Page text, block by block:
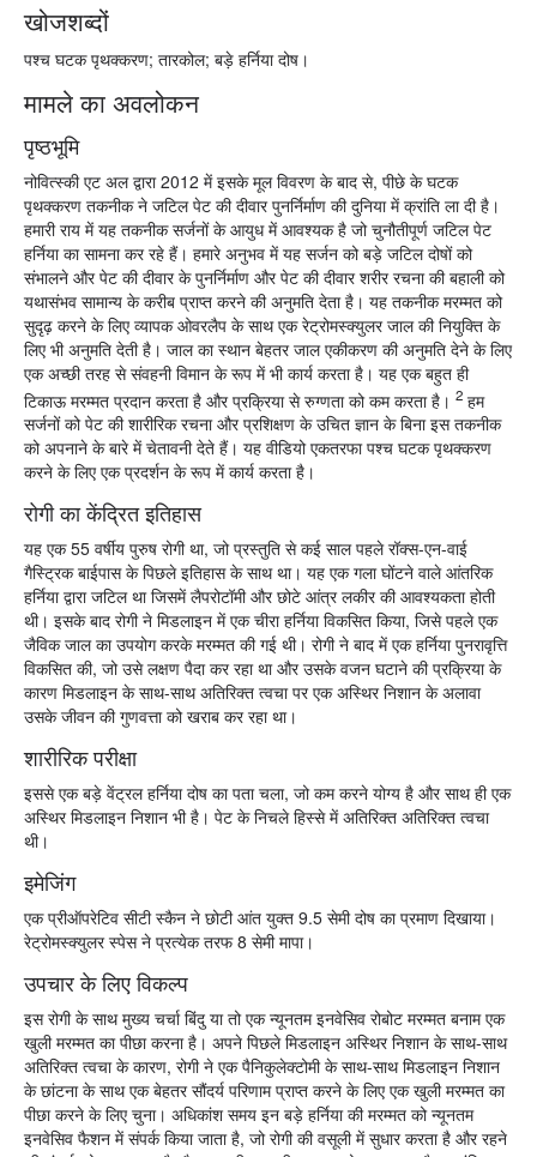
खोजशब्दों
पश्च घटक पृथक्करण; तारकोल; बड़े हर्निया दोष।
मामले का अवलोकन
पृष्ठभूमि
नोवित्स्की एट अल द्वारा 2012 में इसके मूल विवरण के बाद से, पीछे के घटक
पृथक्करण तकनीक ने जटिल पेट की दीवार पुनर्निर्माण की दुनिया में क्रांति ला दी है।
हमारी राय में यह तकनीक सर्जनों के आयुध में आवश्यक है जो चुनौतीपूर्ण जटिल पेट
हर्निया का सामना कर रहे हैं। हमारे अनुभव में यह सर्जन को बड़े जटिल दोषों को
संभालने और पेट की दीवार के पुनर्निर्माण और पेट की दीवार शरीर रचना की बहाली को
यथासंभव सामान्य के करीब प्राप्त करने की अनुमति देता है। यह तकनीक मरम्मत को
सुदृढ़ करने के लिए व्यापक ओवरलैप के साथ एक रेट्रोमस्क्युलर जाल की नियुक्ति के
लिए भी अनुमति देती है। जाल का स्थान बेहतर जाल एकीकरण की अनुमति देने के लिए
एक अच्छी तरह से संवहनी विमान के रूप में भी कार्य करता है। यह एक बहुत ही
टिकाऊ मरम्मत प्रदान करता है और प्रक्रिया से रुग्णता को कम करता है। 2 हम
सर्जनों को पेट की शारीरिक रचना और प्रशिक्षण के उचित ज्ञान के बिना इस तकनीक
को अपनाने के बारे में चेतावनी देते हैं। यह वीडियो एकतरफा पश्च घटक पृथक्करण
करने के लिए एक प्रदर्शन के रूप में कार्य करता है।
रोगी का केंद्रित इतिहास
यह एक 55 वर्षीय पुरुष रोगी था, जो प्रस्तुति से कई साल पहले रॉक्स-एन-वाई
गैस्ट्रिक बाईपास के पिछले इतिहास के साथ था। यह एक गला घोंटने वाले आंतरिक
हर्निया द्वारा जटिल था जिसमें लैपरोटॉमी और छोटे आंत्र लकीर की आवश्यकता होती
थी। इसके बाद रोगी ने मिडलाइन में एक चीरा हर्निया विकसित किया, जिसे पहले एक
जैविक जाल का उपयोग करके मरम्मत की गई थी। रोगी ने बाद में एक हर्निया पुनरावृत्ति
विकसित की, जो उसे लक्षण पैदा कर रहा था और उसके वजन घटाने की प्रक्रिया के
कारण मिडलाइन के साथ-साथ अतिरिक्त त्वचा पर एक अस्थिर निशान के अलावा
उसके जीवन की गुणवत्ता को खराब कर रहा था।
शारीरिक परीक्षा
इससे एक बड़े वेंट्रल हर्निया दोष का पता चला, जो कम करने योग्य है और साथ ही एक
अस्थिर मिडलाइन निशान भी है। पेट के निचले हिस्से में अतिरिक्त अतिरिक्त त्वचा
थी।
इमेजिंग
एक प्रीऑपरेटिव सीटी स्कैन ने छोटी आंत युक्त 9.5 सेमी दोष का प्रमाण दिखाया।
रेट्रोमस्क्युलर स्पेस ने प्रत्येक तरफ 8 सेमी मापा।
उपचार के लिए विकल्प
इस रोगी के साथ मुख्य चर्चा बिंदु या तो एक न्यूनतम इनवेसिव रोबोट मरम्मत बनाम एक
खुली मरम्मत का पीछा करना है। अपने पिछले मिडलाइन अस्थिर निशान के साथ-साथ
अतिरिक्त त्वचा के कारण, रोगी ने एक पैनिकुलेक्टोमी के साथ-साथ मिडलाइन निशान
के छांटना के साथ एक बेहतर सौंदर्य परिणाम प्राप्त करने के लिए एक खुली मरम्मत का
पीछा करने के लिए चुना। अधिकांश समय इन बड़े हर्निया की मरम्मत को न्यूनतम
इनवेसिव फैशन में संपर्क किया जाता है, जो रोगी की वसूली में सुधार करता है और रहने